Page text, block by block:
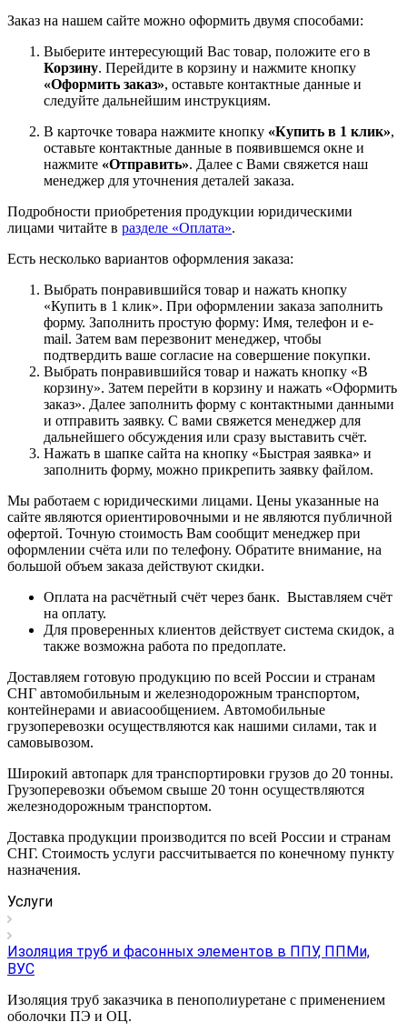
Заказ на нашем сайте можно оформить двумя способами:
Выберите интересующий Вас товар, положите его в
Корзину. Перейдите в корзину и нажмите кнопку
«Оформить заказ», оставьте контактные данные и
следуйте дальнейшим инструкциям.
В карточке товара нажмите кнопку «Купить в 1 клик»,
оставьте контактные данные в появившемся окне и
нажмите «Отправить». Далее с Вами свяжется наш
менеджер для уточнения деталей заказа.
Подробности приобретения продукции юридическими
лицами читайте в разделе «Оплата».
Есть несколько вариантов оформления заказа:
Выбрать понравившийся товар и нажать кнопку
«Купить в 1 клик». При оформлении заказа заполнить
форму. Заполнить простую форму: Имя, телефон и e-
mail. Затем вам перезвонит менеджер, чтобы
подтвердить ваше согласие на совершение покупки.
Выбрать понравившийся товар и нажать кнопку «В
корзину». Затем перейти в корзину и нажать «Оформить
заказ». Далее заполнить форму с контактными данными
и отправить заявку. С вами свяжется менеджер для
дальнейшего обсуждения или сразу выставить счёт.
Нажать в шапке сайта на кнопку «Быстрая заявка» и
заполнить форму, можно прикрепить заявку файлом.
Мы работаем с юридическими лицами. Цены указанные на
сайте являются ориентировочными и не являются публичной
офертой. Точную стоимость Вам сообщит менеджер при
оформлении счёта или по телефону. Обратите внимание, на
большой объем заказа действуют скидки.
Оплата на расчётный счёт через банк. Выставляем счёт
на оплату.
Для проверенных клиентов действует система скидок, а
также возможна работа по предоплате.
Доставляем готовую продукцию по всей России и странам
СНГ автомобильным и железнодорожным транспортом,
контейнерами и авиасообщением. Автомобильные
грузоперевозки осуществляются как нашими силами, так и
самовывозом.
Широкий автопарк для транспортировки грузов до 20 тонны.
Грузоперевозки объемом свыше 20 тонн осуществляются
железнодорожным транспортом.
Доставка продукции производится по всей России и странам
СНГ. Стоимость услуги рассчитывается по конечному пункту
назначения.
Услуги
Изоляция труб и фасонных элементов в ППУ, ППМи,
ВУС
Изоляция труб заказчика в пенополиуретане с применением
оболочки ПЭ и ОЦ.